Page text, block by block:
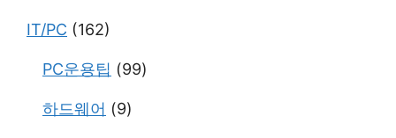
IT/PC (162)
PC운용팁 (99)
하드웨어 (9)